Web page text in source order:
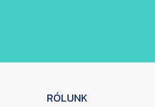
RÓLUNK